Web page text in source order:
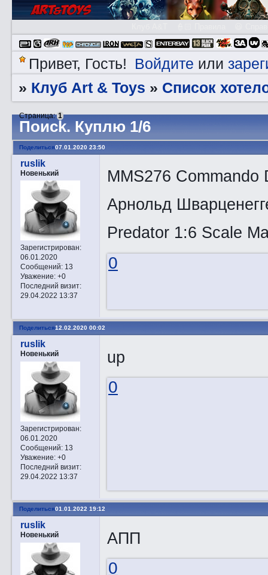
Привет, Гость! Войдите или
» Клуб Art & Toys » Список
Пoиck. Куплю 1/6
Страница:1
Поделиться07.01.2020 23:50
ruslik
Новенький
Зарегистрирован:
06.01.2020
Сообщений:13
Уважение: +0
Последний визит:
29.04.2022 13:37
MMS276 Commando
Арнольд
Predator 1:6 Scale
0
Поделиться12.02.2020 00:02
ruslik
Новенький
Зарегистрирован:
06.01.2020
Сообщений:13
Уважение: +0
Последний визит:
29.04.2022 13:37
up
0
Поделиться01.01.2022 19:12
ruslik
Новенький
АПП
0